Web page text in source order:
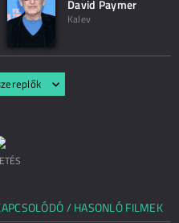
David Paymer
Kalev
/ HASONLÓ FILMEK